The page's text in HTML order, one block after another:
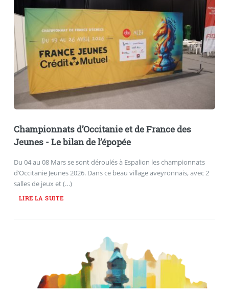
Championnats d’Occitanie et de France des
Jeunes - Le bilan de l’épopée
Du 04 au 08 Mars se sont déroulés à Espalion les championnats
d’Occitanie Jeunes 2026. Dans ce beau village aveyronnais, avec 2
salles de jeux et (…)
LIRE LA SUITE